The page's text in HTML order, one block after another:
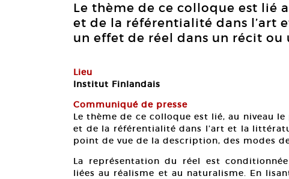
Le thème de ce colloque est lié
et de la référentialité dans l’art
un effet de réel dans un récit ou
Lieu
Institut Finlandais
Communiqué de presse
Le thème de ce colloque est lié, au niveau
et de la référentialité dans l’art et la
point de vue de la description, des modes
La représentation du réel est
liées au réalisme et au naturalisme. En